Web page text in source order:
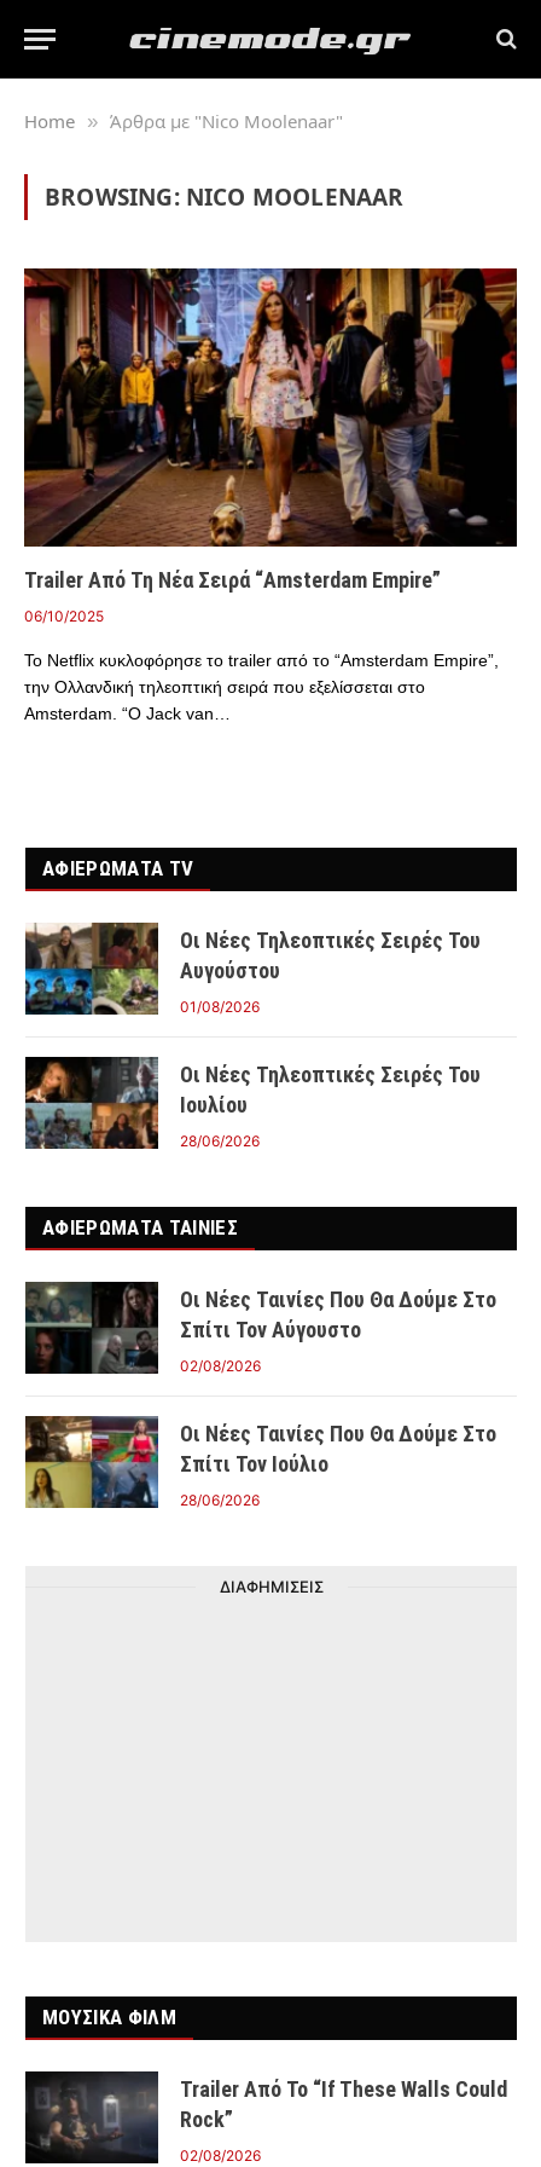
Home » Άρθρα με "Nico Moolenaar"
BROWSING: NICO MOOLENAAR
Trailer Από Τη Νέα Σειρά “Amsterdam Empire”
06/10/2025
Το Netflix κυκλοφόρησε το trailer από το “Amsterdam Empire”,
την Ολλανδική τηλεοπτική σειρά που εξελίσσεται στο
Amsterdam. “Ο Jack van…
ΑΦΙΕΡΩΜΑΤΑ TV
Οι Νέες Τηλεοπτικές Σειρές Του
Αυγούστου
01/08/2026
Οι Νέες Τηλεοπτικές Σειρές Του
Ιουλίου
28/06/2026
ΑΦΙΕΡΩΜΑΤΑ ΤΑΙΝΊΕΣ
Οι Νέες Ταινίες Που Θα Δούμε Στο
Σπίτι Τον Αύγουστο
02/08/2026
Οι Νέες Ταινίες Που Θα Δούμε Στο
Σπίτι Τον Ιούλιο
28/06/2026
ΔΙΑΦΗΜΙΣΕΙΣ
ΜΟΥΣΙΚΑ ΦΙΛΜ
Trailer Από Το “If These Walls Could
Rock”
02/08/2026